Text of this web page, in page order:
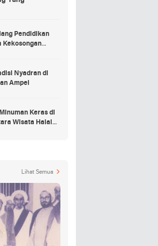
Pendidikan
Kekosongan
Nyadran di
Ampel
Keras di
Wisata Halal
Lihat Semua